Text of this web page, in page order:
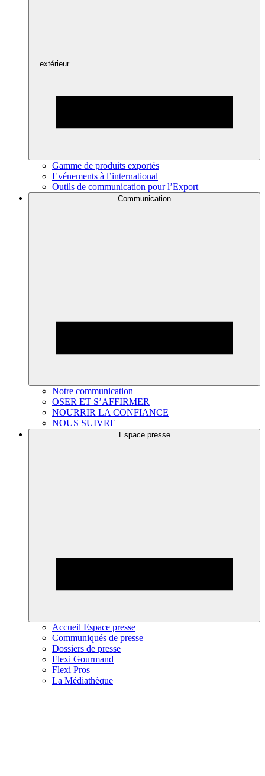
extérieur
Gamme de produits exportés
Evénements à l’international
Outils de communication pour l’Export
Communication
Notre communication
OSER ET S’AFFIRMER
NOURRIR LA CONFIANCE
NOUS SUIVRE
Espace presse
Accueil Espace presse
Communiqués de presse
Dossiers de presse
Flexi Gourmand
Flexi Pros
La Médiathèque